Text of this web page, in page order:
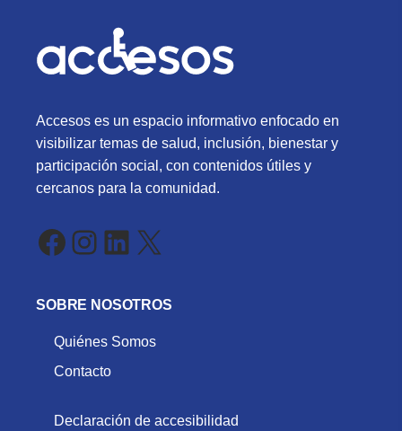
Accesos es un espacio informativo enfocado en
visibilizar temas de salud, inclusión, bienestar y
participación social, con contenidos útiles y
cercanos para la comunidad.
Facebook
Instagram
LinkedIn
X
SOBRE NOSOTROS
Quiénes Somos
Contacto
Declaración de accesibilidad